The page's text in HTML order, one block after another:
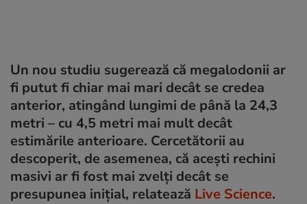
Un nou studiu sugerează că megalodonii ar
fi putut fi chiar mai mari decât se credea
anterior, atingând lungimi de până la 24,3
metri – cu 4,5 metri mai mult decât
estimările anterioare. Cercetătorii au
descoperit, de asemenea, că acești rechini
masivi ar fi fost mai zvelți decât se
presupunea inițial, relatează Live Science.